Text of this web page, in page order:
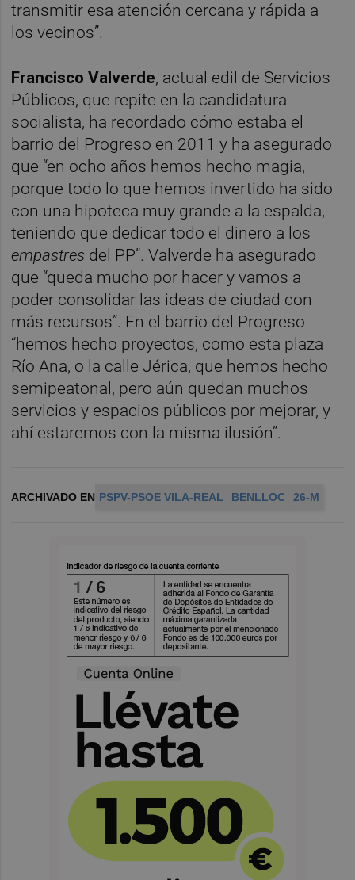
transmitir esa atención cercana y rápida a
los vecinos”.
Francisco Valverde, actual edil de Servicios
Públicos, que repite en la candidatura
socialista, ha recordado cómo estaba el
barrio del Progreso en 2011 y ha asegurado
que “en ocho años hemos hecho magia,
porque todo lo que hemos invertido ha sido
con una hipoteca muy grande a la espalda,
teniendo que dedicar todo el dinero a los
empastres del PP”. Valverde ha asegurado
que “queda mucho por hacer y vamos a
poder consolidar las ideas de ciudad con
más recursos”. En el barrio del Progreso
“hemos hecho proyectos, como esta plaza
Río Ana, o la calle Jérica, que hemos hecho
semipeatonal, pero aún quedan muchos
servicios y espacios públicos por mejorar, y
ahí estaremos con la misma ilusión”.
ARCHIVADO EN PSPV-PSOE VILA-REAL BENLLOC 26-M